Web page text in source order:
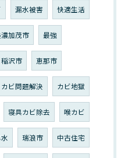
漏水被害 快適生活
加茂市 最強
稲沢市 恵那市
カビ問題解決 カビ地獄
寝具カビ除去 喉カビ
瑞浪市 中古住宅